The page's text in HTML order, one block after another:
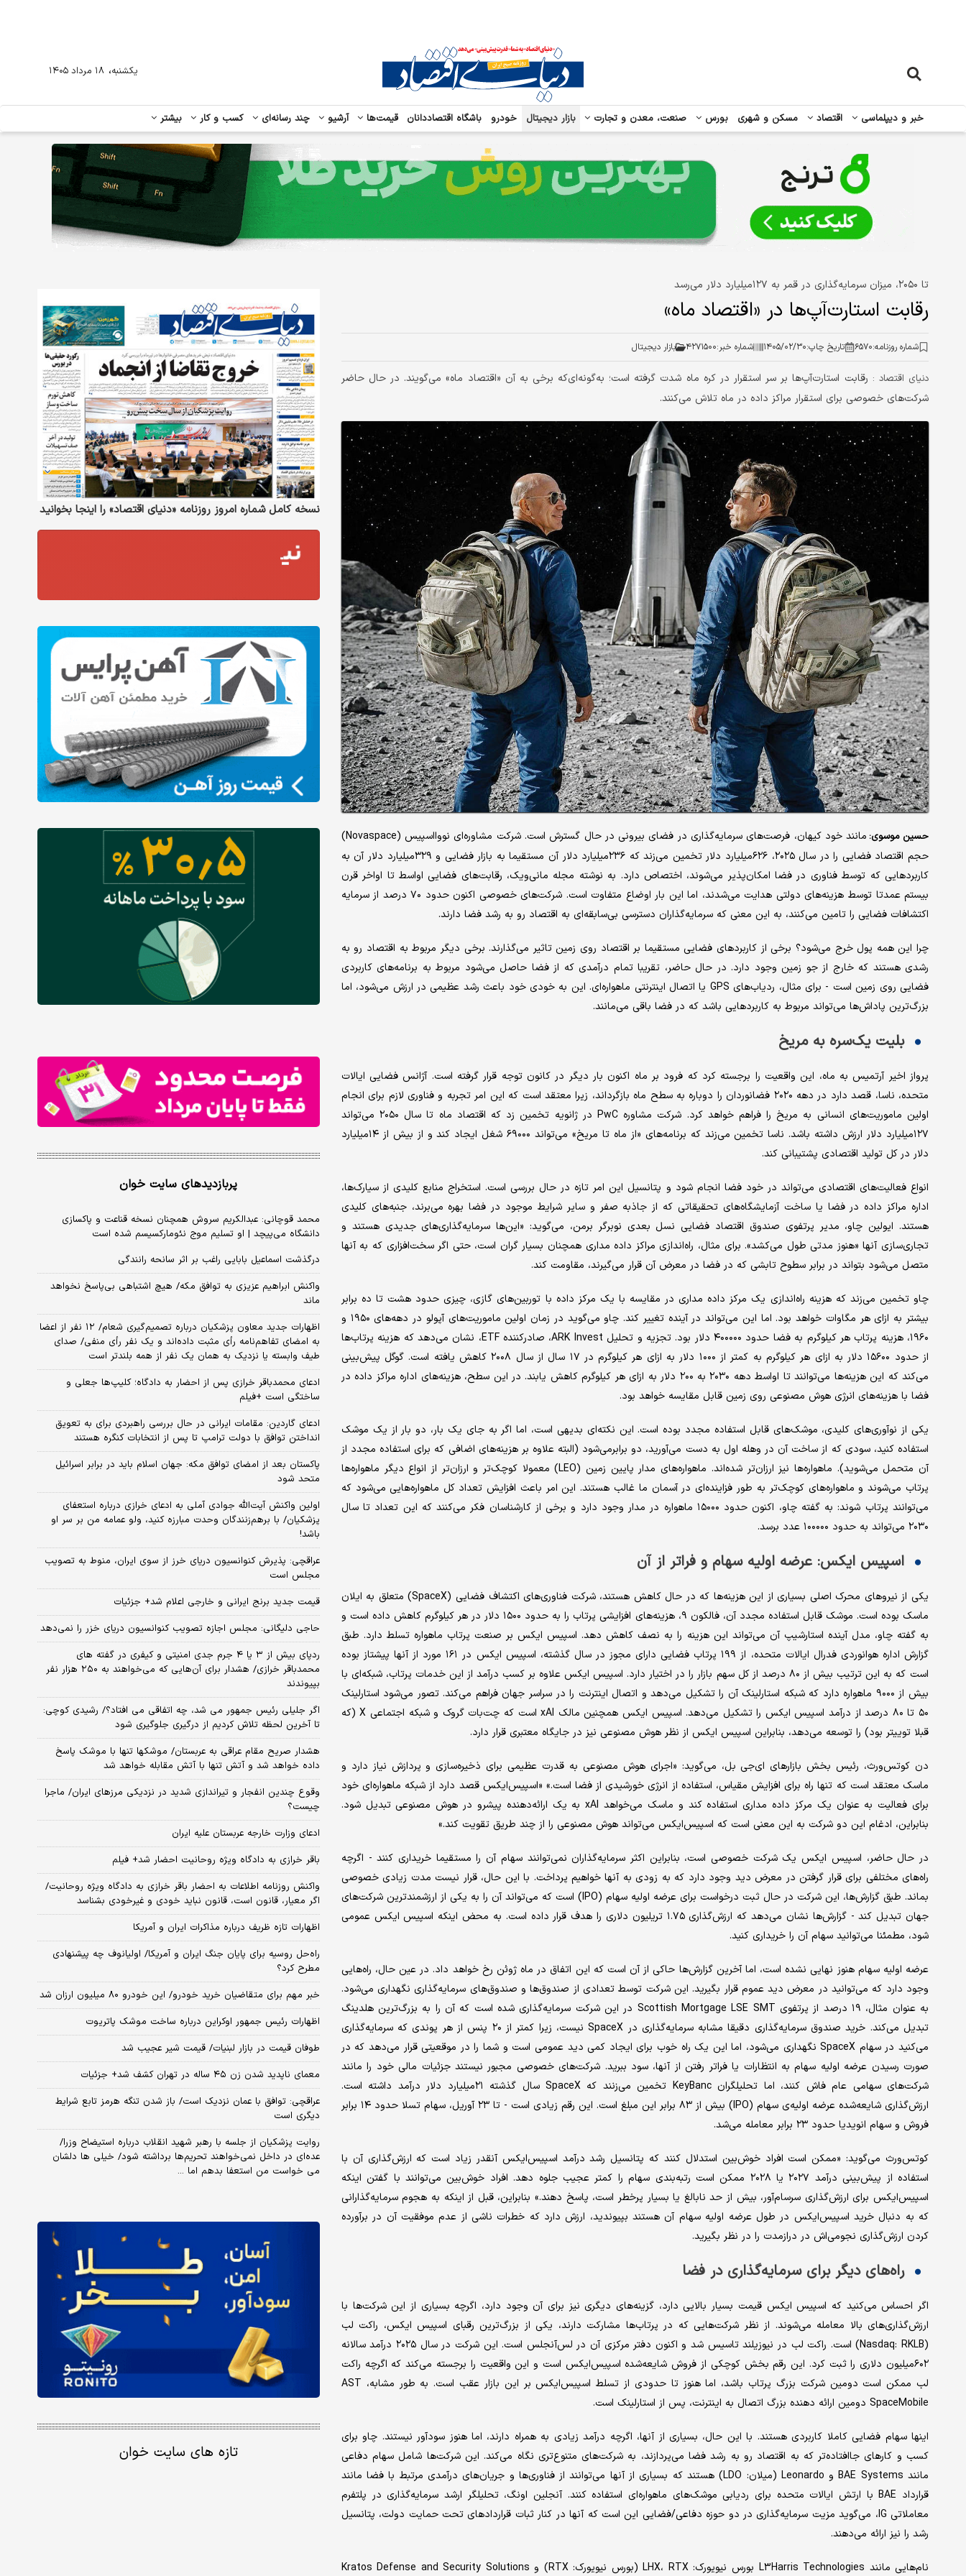
خبر و دیپلماسی اقتصاد مسکن و شهری بورس صنعت، معدن و تجارت بازار دیجیتال خودرو باشگاه اقتصاددانان قیمت‌ها آرشیو چند رسانه‌ای کسب و کار بیشتر
یکشنبه، ۱۸ مرداد ۱۴۰۵
تا ۲۰۵۰، میزان سرمایه‌گذاری در قمر به ۱۲۷‌میلیارد دلار می‌رسد
رقابت استارت‌آپ‌ها در «اقتصاد ماه»
شماره روزنامه:۶۵۷۰ تاریخ چاپ:۱۴۰۵/۰۲/۳۰ شماره خبر:۴۲۷۱۵۰۰ بازار دیجیتال
دنیای اقتصاد : رقابت استارت‌آپ‌ها بر سر استقرار در کره ماه شدت گرفته است؛ به‌گونه‌ای‌که برخی به آن «اقتصاد ماه» می‌گویند. در حال حاضر
شرکت‌های خصوصی برای استقرار مراکز داده در ماه تلاش می‌کنند.
حسین موسوی:
مانند خود کیهان، فرصت‌های سرمایه‌گذاری در فضای بیرونی در حال گسترش است. شرکت مشاوره‌ای نووااسپیس (Novaspace)
حجم اقتصاد فضایی را در سال ۲۰۲۵، ۶۲۶‌میلیارد دلار تخمین می‌زند که ۲۳۶‌میلیارد دلار آن مستقیما به بازار فضایی و ۳۲۹‌میلیارد دلار آن به
کاربردهایی که توسط فناوری در فضا امکان‌پذیر می‌شوند، اختصاص دارد. به نوشته مجله مانی‌ویک، رقابت‌های فضایی اواسط تا اواخر قرن
بیستم عمدتا توسط هزینه‌های دولتی هدایت می‌شدند، اما این بار اوضاع متفاوت است. شرکت‌های خصوصی اکنون حدود ۷۰ درصد از سرمایه
اکتشافات فضایی را تامین می‌کنند، به این معنی که سرمایه‌گذاران دسترسی بی‌سابقه‌ای به اقتصاد رو به رشد فضا دارند.
چرا این همه پول خرج می‌شود؟ برخی از کاربردهای فضایی مستقیما بر اقتصاد روی زمین تاثیر می‌گذارند. برخی دیگر مربوط به اقتصاد رو به
رشدی هستند که خارج از جو زمین وجود دارد. در حال حاضر، تقریبا تمام درآمدی که از فضا حاصل می‌شود مربوط به برنامه‌های کاربردی
فضایی روی زمین است - برای مثال، ردیاب‌های GPS یا اتصال اینترنتی ماهواره‌ای. این به خودی خود باعث رشد عظیمی در ارزش می‌شود، اما
بزرگ‌ترین پاداش‌ها می‌تواند مربوط به کاربردهایی باشد که در فضا باقی می‌مانند.
بلیت یک‌سره به مریخ
پرواز اخیر آرتمیس به ماه، این واقعیت را برجسته کرد که فرود بر ماه اکنون بار دیگر در کانون توجه قرار گرفته است. آژانس فضایی ایالات
متحده، ناسا، قصد دارد در دهه ۲۰۲۰ فضانوردان را دوباره به سطح ماه بازگرداند، زیرا معتقد است که این امر تجربه و فناوری لازم برای انجام
اولین ماموریت‌های انسانی به مریخ را فراهم خواهد کرد. شرکت مشاوره PwC در ژانویه تخمین زد که اقتصاد ماه تا سال ۲۰۵۰ می‌تواند
۱۲۷‌میلیارد دلار ارزش داشته باشد. ناسا تخمین می‌زند که برنامه‌های «از ماه تا مریخ» می‌تواند ۶۹۰۰۰ شغل ایجاد کند و از بیش از ۱۴‌میلیارد
دلار در کل تولید اقتصادی پشتیبانی کند.
انواع فعالیت‌های اقتصادی می‌تواند در خود فضا انجام شود و پتانسیل این امر تازه در حال بررسی است. استخراج منابع کلیدی از سیارک‌ها،
اداره مراکز داده در فضا یا ساخت آزمایشگاه‌های تحقیقاتی که از جاذبه صفر و سایر شرایط موجود در فضا بهره می‌برند، جنبه‌های کلیدی
هستند. ایولین چاو، مدیر پرتفوی صندوق اقتصاد فضایی نسل بعدی نوبرگر برمن، می‌گوید: «این‌ها سرمایه‌گذاری‌های جدیدی هستند و
تجاری‌سازی آنها «هنوز مدتی طول می‌کشد». برای مثال، راه‌اندازی مراکز داده مداری همچنان بسیار گران است، حتی اگر سخت‌افزاری که به آنها
متصل می‌شود بتواند در برابر سطوح تابشی که در فضا در معرض آن قرار می‌گیرند، مقاومت کند.
چاو تخمین می‌زند که هزینه راه‌اندازی یک مرکز داده مداری در مقایسه با یک مرکز داده با توربین‌های گازی، چیزی حدود هشت تا ده برابر
بیشتر به ازای هر مگاوات خواهد بود. اما این می‌تواند در آینده تغییر کند. چاو می‌گوید در زمان اولین ماموریت‌های آپولو در دهه‌های ۱۹۵۰ و
۱۹۶۰، هزینه پرتاب هر کیلوگرم به فضا حدود ۴۰۰۰۰۰ دلار بود. تجزیه و تحلیل ARK Invest، صادرکننده ETF، نشان می‌دهد که هزینه پرتاب‌ها
از حدود ۱۵۶۰۰ دلار به ازای هر کیلوگرم به کمتر از ۱۰۰۰ دلار به ازای هر کیلوگرم در ۱۷ سال از سال ۲۰۰۸ کاهش یافته است. گوگل پیش‌بینی
می‌کند که این هزینه‌ها می‌توانند تا اواسط دهه ۲۰۳۰ به ۲۰۰ دلار به ازای هر کیلوگرم کاهش یابند. در این سطح، هزینه‌های اداره مراکز داده در
فضا با هزینه‌های انرژی هوش مصنوعی روی زمین قابل مقایسه خواهد بود.
یکی از نوآوری‌های کلیدی، موشک‌های قابل استفاده مجدد بوده است. این نکته‌ای بدیهی است، اما اگر به جای یک بار، دو بار از یک موشک
استفاده کنید، سودی که از ساخت آن در وهله اول به دست می‌آورید، دو برابرمی‌شود (البته علاوه بر هزینه‌های اضافی که برای استفاده مجدد از
آن متحمل می‌شوید). ماهواره‌ها نیز ارزان‌تر شده‌اند. ماهواره‌های مدار پایین زمین (LEO) معمولا کوچک‌تر و ارزان‌تر از انواع دیگر ماهواره‌ها
پرتاب می‌شوند و ماهواره‌های کوچک‌تر به طور فزاینده‌ای در آسمان ما غالب هستند. این امر باعث افزایش تعداد کل ماهواره‌هایی می‌شود که
می‌توانند پرتاب شوند: به گفته چاو، اکنون حدود ۱۵۰۰۰ ماهواره در مدار وجود دارد و برخی از کارشناسان فکر می‌کنند که این تعداد تا سال
۲۰۳۰ می‌تواند به حدود ۱۰۰۰۰۰ عدد برسد.
اسپیس ایکس: عرضه اولیه سهام و فراتر از آن
یکی از نیروهای محرک اصلی بسیاری از این هزینه‌ها که در حال کاهش هستند، شرکت فناوری‌های اکتشاف فضایی (SpaceX) متعلق به ایلان
ماسک بوده است. موشک قابل استفاده مجدد آن، فالکون ۹، هزینه‌های افزایشی پرتاب را به حدود ۱۵۰۰ دلار در هر کیلوگرم کاهش داده است و
به گفته چاو، مدل آینده استارشیپ آن می‌تواند این هزینه را به نصف کاهش دهد. اسپیس ایکس بر صنعت پرتاب ماهواره تسلط دارد. طبق
گزارش اداره هوانوردی فدرال ایالات متحده، از ۱۹۹ پرتاب فضایی دارای مجوز در سال گذشته، اسپیس ایکس در ۱۶۱ مورد از آنها پیشتاز بوده
است که به این ترتیب بیش از ۸۰ درصد از کل سهم بازار را در اختیار دارد. اسپیس ایکس علاوه بر کسب درآمد از این خدمات پرتاب، شبکه‌ای با
بیش از ۹۰۰۰ ماهواره دارد که شبکه استارلینک آن را تشکیل می‌دهد و اتصال اینترنت را در سراسر جهان فراهم می‌کند. تصور می‌شود استارلینک
۵۰ تا ۸۰ درصد از درآمد اسپیس ایکس را تشکیل می‌دهد. اسپیس ایکس همچنین مالک xAI است که چت‌بات گروک و شبکه اجتماعی X (که
قبلا توییتر بود) را توسعه می‌دهد، بنابراین اسپیس ایکس از نظر هوش مصنوعی نیز در جایگاه معتبری قرار دارد.
دن کوتس‌ورث، رئیس بخش بازارهای ای‌جی بل، می‌گوید: «اجرای هوش مصنوعی به قدرت عظیمی برای ذخیره‌سازی و پردازش نیاز دارد و
ماسک معتقد است که تنها راه برای افزایش مقیاس، استفاده از انرژی خورشیدی از فضا است.» «اسپیس‌ایکس قصد دارد از شبکه ماهواره‌ای خود
برای فعالیت به عنوان یک مرکز داده مداری استفاده کند و ماسک می‌خواهد xAI به یک ارائه‌دهنده پیشرو در هوش مصنوعی تبدیل شود.
بنابراین، ادغام این دو شرکت به این معنی است که اسپیس‌ایکس می‌تواند هوش مصنوعی را از چند طریق تقویت کند.»
در حال حاضر، اسپیس ایکس یک شرکت خصوصی است، بنابراین اکثر سرمایه‌گذاران نمی‌توانند سهام آن را مستقیما خریداری کنند - اگرچه
راه‌های مختلفی برای قرار گرفتن در معرض دید وجود دارد که به زودی به آنها خواهیم پرداخت. با این حال، قرار نیست مدت زیادی خصوصی
بماند. طبق گزارش‌ها، این شرکت در حال ثبت درخواست برای عرضه اولیه سهام (IPO) است که می‌تواند آن را به یکی از ارزشمندترین شرکت‌های
جهان تبدیل کند - گزارش‌ها نشان می‌دهد که ارزش‌گذاری ۱.۷۵ تریلیون دلاری را هدف قرار داده است. به محض اینکه اسپیس ایکس عمومی
شود، مطمئنا می‌توانید سهام آن را خریداری کنید.
عرضه اولیه سهام هنوز نهایی نشده است، اما آخرین گزارش‌ها حاکی از آن است که این اتفاق در ماه ژوئن رخ خواهد داد. در عین حال، راه‌هایی
وجود دارد که می‌توانید در معرض دید عموم قرار بگیرید. این شرکت توسط تعدادی از صندوق‌ها و صندوق‌های سرمایه‌گذاری نگهداری می‌شود.
به عنوان مثال، ۱۹ درصد از پرتفوی Scottish Mortgage LSE SMT در این شرکت سرمایه‌گذاری شده است که آن را به بزرگ‌ترین هلدینگ
تبدیل می‌کند. خرید صندوق سرمایه‌گذاری دقیقا مشابه سرمایه‌گذاری در SpaceX نیست، زیرا کمتر از ۲۰ پنس از هر پوندی که سرمایه‌گذاری
می‌کنید در سهام SpaceX نگهداری می‌شود، اما این یک راه خوب برای ایجاد کمی دید عمومی است و شما را در موقعیتی قرار می‌دهد که در
صورت رسیدن عرضه اولیه سهام به انتظارات یا فراتر رفتن از آنها، سود ببرید. شرکت‌های خصوصی مجبور نیستند جزئیات مالی خود را مانند
شرکت‌های سهامی عام فاش کنند، اما تحلیلگران KeyBanc تخمین می‌زنند که SpaceX سال گذشته ۲۱‌میلیارد دلار درآمد داشته است.
ارزش‌گذاری شایعه‌شده‌ عرضه‌ اولیه‌ی سهام (IPO) بیش از ۸۳ برابر این مبلغ است. این رقم زیادی است - تا ۲۳ آوریل، سهام تسلا حدود ۱۴ برابر
فروش و سهام انویدیا حدود ۲۳ برابر معامله می‌شد.
کوتس‌ورث می‌گوید: «ممکن است افراد خوش‌بین استدلال کنند که پتانسیل رشد درآمد اسپیس‌ایکس آنقدر زیاد است که ارزش‌گذاری آن با
استفاده از پیش‌بینی درآمد ۲۰۲۷ یا ۲۰۲۸ ممکن است رتبه‌بندی سهام را کمتر عجیب جلوه دهد. افراد خوش‌بین می‌توانند با گفتن اینکه
اسپیس‌ایکس برای ارزش‌گذاری سرسام‌آور، بیش از حد نابالغ یا بسیار پرخطر است، پاسخ دهند.» بنابراین، قبل از اینکه به هجوم سرمایه‌گذارانی
که به دنبال خرید اسپیس‌ایکس در طول عرضه اولیه سهام آن هستند بپیوندید، ارزش دارد که خطرات ناشی از عدم موفقیت آن در برآورده
کردن ارزش‌گذاری نجومی‌اش در درازمدت را در نظر بگیرید.
راه‌های دیگر برای سرمایه‌گذاری در فضا
اگر احساس می‌کنید که اسپیس ایکس قیمت بسیار بالایی دارد، گزینه‌های دیگری نیز برای آن وجود دارد، اگرچه‌ بسیاری از این شرکت‌ها با
ارزش‌گذاری‌های بالا معامله می‌شوند. از نظر شرکت‌هایی که در پرتاب‌ها مشارکت دارند، یکی از بزرگ‌ترین رقبای اسپیس ایکس، راکت لب
(Nasdaq: RKLB) است. راکت لب در نیوزیلند تاسیس شد و اکنون دفتر مرکزی آن در لس‌آنجلس است. این شرکت در سال ۲۰۲۵ درآمد سالانه
۶۰۲‌میلیون دلاری را ثبت کرد. این رقم بخش کوچکی از فروش شایعه‌شده‌ اسپیس‌ایکس است و این واقعیت را برجسته می‌کند که اگرچه راکت
لب ممکن است دومین شرکت بزرگ پرتاب باشد، اما هنوز تا حدودی از تسلط اسپیس‌ایکس بر این بازار عقب است. به طور مشابه، AST
SpaceMobile دومین ارائه دهنده بزرگ اتصال به اینترنت، پس از استارلینک است.
اینها سهام‌ فضایی کاملا کاربردی هستند. با این حال، بسیاری از آنها، اگرچه درآمد زیادی به همراه دارند، اما هنوز سودآور نیستند. چاو برای
کسب و کارهای جاافتاده‌تر که به اقتصاد رو به رشد فضا می‌پردازند، به شرکت‌های متنوع‌تری نگاه می‌کند. این شرکت‌ها شامل سهام دفاعی
مانند BAE Systems و Leonardo (میلان: LDO) هستند که بسیاری از آنها می‌توانند از فناوری‌ها و جریان‌های درآمدی مرتبط با فضا مانند
قرارداد BAE با ارتش ایالات متحده برای ردیابی موشک‌های ماهواره‌ای استفاده کنند. آنجلین اونگ، تحلیلگر ارشد سرمایه‌گذاری در پلتفرم
معاملاتی IG، می‌گوید مزیت سرمایه‌گذاری در دو حوزه دفاعی/فضایی این است که آنها در کنار ثبات قراردادهای تحت حمایت دولت، پتانسیل
رشد را نیز ارائه می‌دهند.
نام‌هایی مانند L3Harris Technologies بورس نیویورک: LHX، RTX (بورس نیویورک: RTX) و Kratos Defense and Security Solutions
نسخه کامل شماره امروز روزنامه «دنیای‌ اقتصاد» را اینجا بخوانید
پربازدیدهای سایت خوان
محمد قوچانی: عبدالکریم سروش همچنان نسخه قناعت و پاکسازی
دانشگاه می‌پیچد | او تسلیم موج نئومارکسیسم شده است
درگذشت اسماعیل بابایی راغب بر اثر سانحه رانندگی
واکنش ابراهیم عزیزی به توافق مکه/ هیچ اشتباهی بی‌پاسخ نخواهد
ماند
اظهارات جدید معاون پزشکیان درباره تصمیم‌گیری شعام/ ۱۲ نفر از اعضا
به امضای تفاهم‌نامه رأی مثبت داده‌اند و یک نفر رأی منفی/ صدای
طیف وابسته یا نزدیک به همان یک نفر از همه بلندتر است
ادعای محمدباقر خرازی پس از احضار به دادگاه؛ کلیپ‌ها جعلی و
ساختگی است +فیلم
ادعای گاردین: مقامات ایرانی در حال بررسی راهبردی برای به تعویق
انداختن توافق با دولت ترامپ تا پس از انتخابات کنگره هستند
پاکستان بعد از امضای توافق مکه: جهان اسلام باید در برابر اسرائیل
متحد شود
اولین واکنش آیت‌الله جوادی آملی به ادعای خرازی درباره استعفای
پزشکیان/ با برهم‌زنندگان وحدت مبارزه کنید، ولو عمامه من بر سر او
باشد!
عراقچی: پذیرش کنوانسیون دریای خرز از سوی ایران، منوط به تصویب
مجلس است
قیمت جدید برنج ایرانی و خارجی اعلام شد+ جزئیات
حاجی دلیگانی: مجلس اجازه تصویب کنوانسیون دریای خزر را نمی‌دهد
ردپای بیش از ۳ یا ۴ جرم جدی امنیتی و کیفری در گفته های
محمدباقر خرازی/ هشدار برای آن‌هایی که می‌خواهند به ۲۵۰ هزار نفر
بپیوندند
اگر جلیلی رئیس جمهور می شد، چه اتفاقی می افتاد؟/ رشیدی کوچی:
تا آخرین لحظه تلاش کردیم از درگیری جلوگیری شود
هشدار صریح مقام عراقی به عربستان/ موشکها تنها با موشک پاسخ
داده خواهد شد و آتش تنها با آتش مقابله خواهد شد
وقوع چندین انفجار و تیراندازی شدید در نزدیکی مرز‌های ایران/ ماجرا
چیست؟
ادعای وزارت خارجه عربستان علیه ایران
باقر خرازی به دادگاه ویژه روحانیت احضار شد+ فیلم
واکنش روزنامه اطلاعات به احضار باقر خرازی به دادگاه ویژه روحانیت/
اگر معیار، قانون است، قانون نباید خودی و غیرخودی بشناسد
اظهارات تازه ظریف درباره مذاکرات ایران و آمریکا
راه‌حل روسیه برای پایان جنگ ایران و آمریکا/ اولیانوف چه پیشنهادی
مطرح کرد؟
خبر مهم برای متقاضیان خرید خودرو/ این خودرو ۸۰ میلیون ارزان شد
اظهارات رئیس جمهور اوکراین درباره ساخت موشک پاتریوت
طوفان قیمت در بازار لبنیات/ قیمت شیر عجیب شد
معمای ناپدید شدن زن ۴۵ ساله در تهران کشف شد+ جزئیات
عراقچی: توافق با عمان نزدیک است/ باز شدن تنگه هرمز تابع شرایط
دیگری است
روایت پزشکیان از جلسه با رهبر شهید انقلاب درباره استیضاح وزرا/
عده‌ای در داخل نمی‌خواهند تحریم‌ها برداشته شود/ خیلی ها دلشان
می خواست من استعفا بدهم اما ...
تازه های سایت خوان